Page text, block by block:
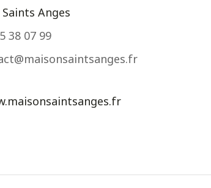
Anges
38 07 99